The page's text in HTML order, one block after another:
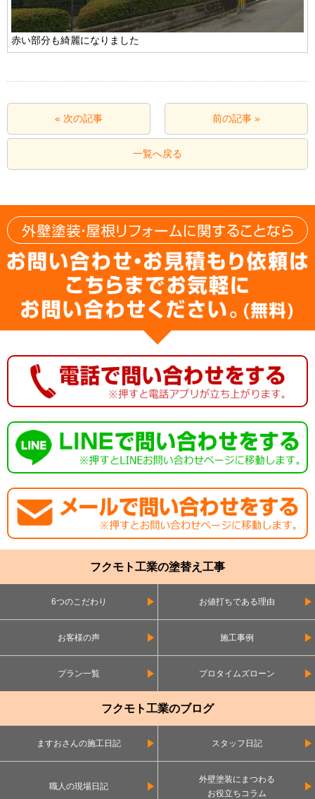
赤い部分も綺麗になりました
« 次の記事 前の記事 »
一覧へ戻る
フクモト工業の塗替え工事
6つのこだわり お値打ちである理由
お客様の声 施工事例
プラン一覧 プロタイムズローン
フクモト工業のブログ
ますおさんの施工日記 スタッフ日記
職人の現場日記
外壁塗装にまつわる
お役立ちコラム